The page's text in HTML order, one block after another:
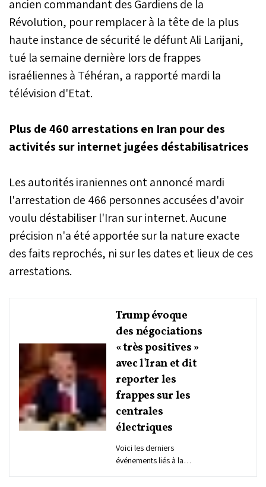
ancien commandant des Gardiens de la
Révolution, pour remplacer à la tête de la plus
haute instance de sécurité le défunt Ali Larijani,
tué la semaine dernière lors de frappes
israéliennes à Téhéran, a rapporté mardi la
télévision d'Etat.
Plus de 460 arrestations en Iran pour des
activités sur internet jugées déstabilisatrices
Les autorités iraniennes ont annoncé mardi
l'arrestation de 466 personnes accusées d'avoir
voulu déstabiliser l'Iran sur internet. Aucune
précision n'a été apportée sur la nature exacte
des faits reprochés, ni sur les dates et lieux de ces
arrestations.
Trump évoque
des négociations
« très positives »
avec l'Iran et dit
reporter les
frappes sur les
centrales
électriques
Voici les derniers
événements liés à la